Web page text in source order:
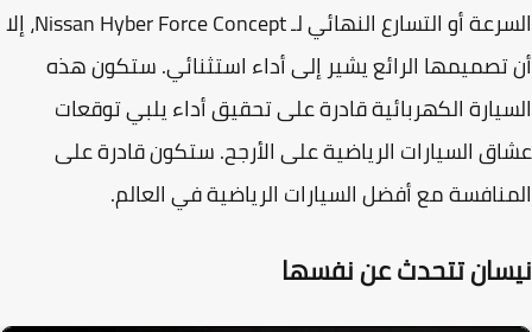
السرعة أو التسارع النهائي لـ Nissan Hyber Force Concept، إلا
الرائع يشير إلى أداء استثنائي. ستكون هذه
الكهربائية قادرة على تحقيق أداء يلبي توقعات
السيارات الرياضية على الأرجح. ستكون قادرة على
مع أفضل السيارات الرياضية في العالم.
تتحدث عن نفسها